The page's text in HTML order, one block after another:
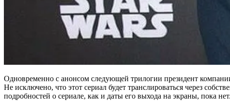
Одновременно с анонсом следующей трилогии президент
Не исключено, что этот сериал будет транслироваться через
подробностей о сериале, как и даты его выхода на экраны, пока нет.